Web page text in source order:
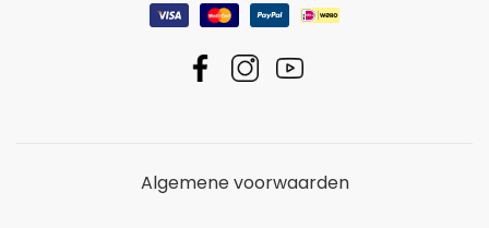
Algemene voorwaarden